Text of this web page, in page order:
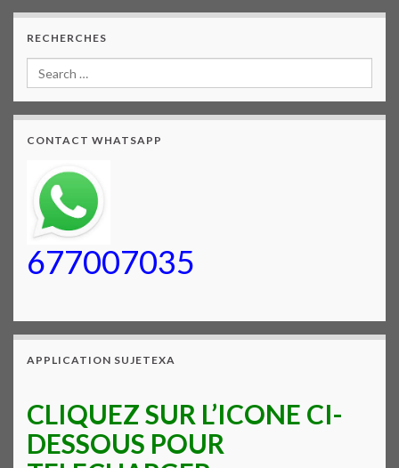
RECHERCHES
CONTACT WHATSAPP
677007035
APPLICATION SUJETEXA
CLIQUEZ SUR L’ICONE CI-
DESSOUS POUR